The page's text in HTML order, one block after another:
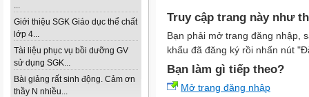
...
Giới thiệu SGK Giáo dục thể chất
lớp 4...
Tài liệu phục vụ bồi dưỡng GV
sử dụng SGK...
Bài giảng rất sinh động. Cảm ơn
thầy N nhiều...
Truy cập trang này như
Bạn phải mở trang đăng nhập,
khẩu đã đăng ký rồi nhấn nút
Bạn làm gì tiếp theo?
Mở trang đăng nhập